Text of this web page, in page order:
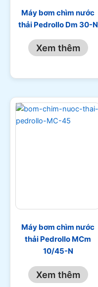
Máy bơm chìm nước
thải Pedrollo Dm 30-N
Xem thêm
Máy bơm chìm nước
thải Pedrollo MCm
10/45-N
Xem thêm